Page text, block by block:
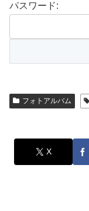
パスワード:
フォトアルバム
X